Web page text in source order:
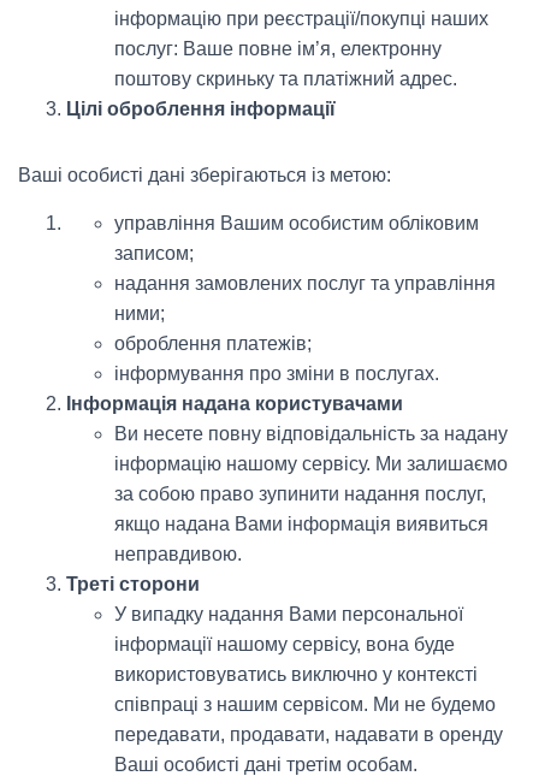
інформацію при реєстрації/покупці наших
послуг: Ваше повне ім’я, електронну
поштову скриньку та платіжний адрес.
Цілі оброблення інформації
Ваші особисті дані зберігаються із метою:
управління Вашим особистим обліковим
записом;
надання замовлених послуг та управління
ними;
оброблення платежів;
інформування про зміни в послугах.
Інформація надана користувачами
Ви несете повну відповідальність за надану
інформацію нашому сервісу. Ми залишаємо
за собою право зупинити надання послуг,
якщо надана Вами інформація виявиться
неправдивою.
Треті сторони
У випадку надання Вами персональної
інформації нашому сервісу, вона буде
використовуватись виключно у контексті
співпраці з нашим сервісом. Ми не будемо
передавати, продавати, надавати в оренду
Ваші особисті дані третім особам.